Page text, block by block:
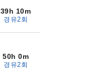
39h 10m
경유2회
50h 0m
경유2회